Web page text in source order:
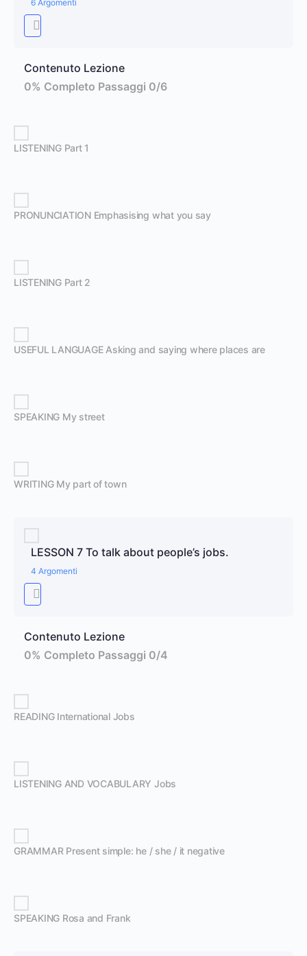
6 Argomenti
Contenuto Lezione
0% Completo Passaggi 0/6
LISTENING Part 1
PRONUNCIATION Emphasising what you say
LISTENING Part 2
USEFUL LANGUAGE Asking and saying where places are
SPEAKING My street
WRITING My part of town
LESSON 7 To talk about people’s jobs.
4 Argomenti
Contenuto Lezione
0% Completo Passaggi 0/4
READING International Jobs
LISTENING AND VOCABULARY Jobs
GRAMMAR Present simple: he / she / it negative
SPEAKING Rosa and Frank